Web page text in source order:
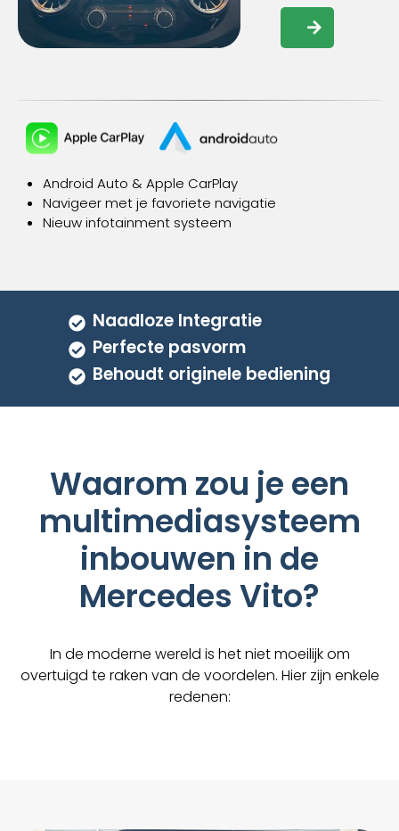
Dit
product
variaties.
Android Auto & Apple CarPlay
Navigeer met je favoriete navigatie
Nieuw infotainment systeem
Naadloze Integratie
Perfecte pasvorm
Behoudt originele bediening
Waarom zou je een
multimediasysteem
inbouwen in de
Mercedes Vito?
In de moderne wereld is het niet moeilijk om
overtuigd te raken van de voordelen. Hier zijn enkele
redenen: